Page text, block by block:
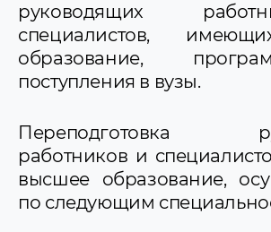
руководящих
специалистов,
образование,
поступления в вузы.
Переподготовка
работников и
высшее образование,
по следующим